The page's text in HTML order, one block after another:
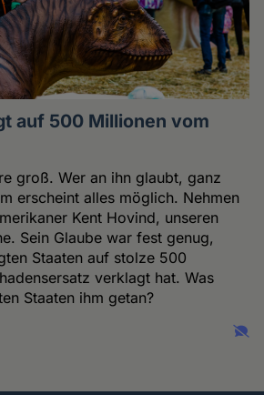
auf 500 Millionen vom
groß. Wer an ihn glaubt, ganz
erscheint alles möglich. Nehmen
Kent Hovind, unseren
Sein Glaube war fest genug,
Staaten auf stolze 500
verklagt hat. Was
Staaten ihm getan?